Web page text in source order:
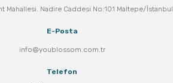
Mahallesi. Nadire Caddesi No:101 Maltepe/İstanbul
E-Posta
info@youblossom.com.tr
Telefon